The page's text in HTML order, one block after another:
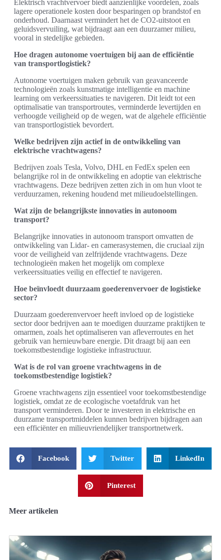
Elektrisch vrachtvervoer biedt aanzienlijke voordelen, zoals
lagere operationele kosten door besparingen op brandstof en
onderhoud. Daarnaast vermindert het de CO2-uitstoot en
geluidsvervuiling, wat bijdraagt aan een duurzamer milieu,
vooral in stedelijke gebieden.
Hoe dragen autonome voertuigen bij aan de efficiëntie
van transportlogistiek?
Autonome voertuigen maken gebruik van geavanceerde
technologieën zoals kunstmatige intelligentie en machine
learning om verkeerssituaties te navigeren. Dit leidt tot een
optimalisatie van transportroutes, verminderde levertijden en
verhoogde veiligheid op de wegen, wat de algehele efficiëntie
van transportlogistiek bevordert.
Welke bedrijven zijn actief in de ontwikkeling van
elektrische vrachtwagens?
Bedrijven zoals Tesla, Volvo, DHL en FedEx spelen een
belangrijke rol in de ontwikkeling en adoptie van elektrische
vrachtwagens. Deze bedrijven zetten zich in om hun vloot te
verduurzamen, rekening houdend met milieudoelstellingen.
Wat zijn de belangrijkste innovaties in autonoom
transport?
Belangrijke innovaties in autonoom transport omvatten de
ontwikkeling van Lidar- en camerasystemen, die cruciaal zijn
voor de veiligheid van zelfrijdende vrachtwagens. Deze
technologieën maken het mogelijk om complexe
verkeerssituaties veilig en effectief te navigeren.
Hoe beïnvloedt duurzaam goederenvervoer de logistieke
sector?
Duurzaam goederenvervoer heeft invloed op de logistieke
sector door bedrijven aan te moedigen duurzame praktijken te
omarmen, zoals het optimaliseren van afleverroutes en het
gebruik van hernieuwbare energie. Dit draagt bij aan een
toekomstbestendige logistieke infrastructuur.
Wat is de rol van groene vrachtwagens in de
toekomstbestendige logistiek?
Groene vrachtwagens zijn essentieel voor toekomstbestendige
logistiek, omdat ze de ecologische voetafdruk van het
transport verminderen. Door te investeren in elektrische en
duurzame transportmiddelen kunnen bedrijven bijdragen aan
een efficiënter en milieuvriendelijker transportnetwerk.
Facebook Twitter LinkedIn
Pinterest
Meer artikelen